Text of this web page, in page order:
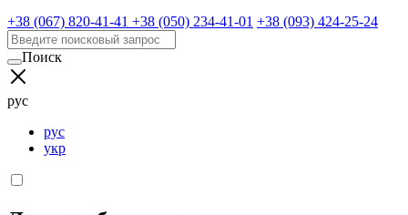
+38 (067) 820-41-41 +38 (050) 234-41-01 +38 (093) 424-25-24
Поиск
рус
рус
укр